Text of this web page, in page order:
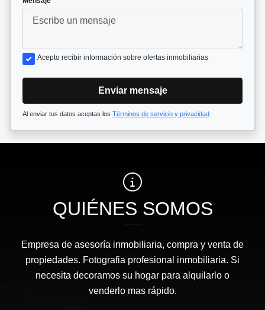
Acepto recibir información sobre ofertas inmobiliarias
Enviar mensaje
Al enviar tus datos aceptas los Términos de servicio y privacidad
QUIÉNES SOMOS
Empresa de asesoría inmobiliaria, compra y venta de
propiedades. Fotografia profesional inmobiliaria. Si
necesita decoramos su hogar para alquilarlo o
venderlo mas rápido.